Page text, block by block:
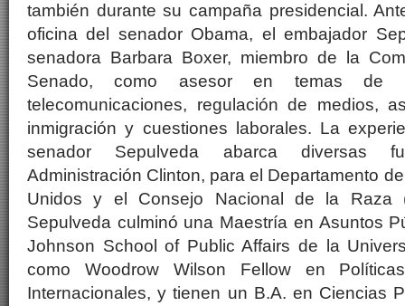
también durante su campaña presidencial.
oficina del senador Obama, el embajador
senadora Barbara Boxer, miembro de la
Senado, como asesor en temas de
telecomunicaciones, regulación de medios,
inmigración y cuestiones laborales. La
senador Sepulveda abarca diversas
Administración Clinton, para el Departamento
Unidos y el Consejo Nacional de la Raza
Sepulveda culminó una Maestría en Asuntos
Johnson School of Public Affairs de la
como Woodrow Wilson Fellow en
Internacionales, y tienen un B.A. en Ciencias